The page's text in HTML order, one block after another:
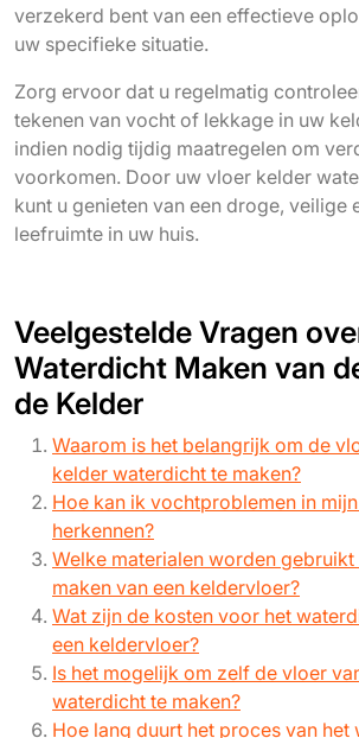
verzekerd bent van een effectieve
uw specifieke situatie.
Zorg ervoor dat u regelmatig
tekenen van vocht of lekkage in uw
indien nodig tijdig maatregelen om
voorkomen. Door uw vloer kelder
kunt u genieten van een droge, veilige
leefruimte in uw huis.
Veelgestelde Vragen
Waterdicht Maken van
de Kelder
Waarom is het belangrijk om de
kelder waterdicht te maken?
Hoe kan ik vochtproblemen in
herkennen?
Welke materialen worden
maken van een keldervloer?
Wat zijn de kosten voor het
een keldervloer?
Is het mogelijk om zelf de vloer
waterdicht te maken?
Hoe lang duurt het proces van het